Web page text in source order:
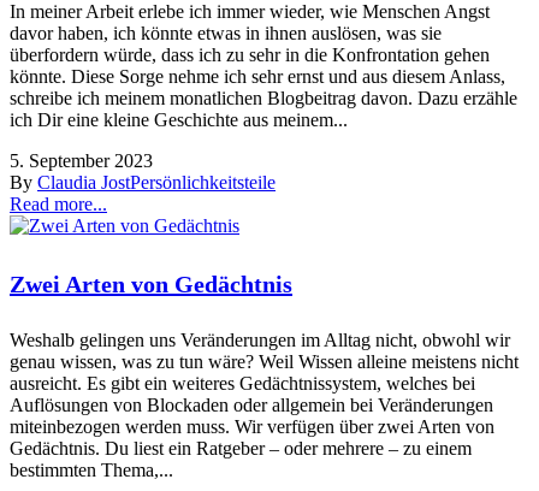
In meiner Arbeit erlebe ich immer wieder, wie Menschen Angst
davor haben, ich könnte etwas in ihnen auslösen, was sie
überfordern würde, dass ich zu sehr in die Konfrontation gehen
könnte. Diese Sorge nehme ich sehr ernst und aus diesem Anlass,
schreibe ich meinem monatlichen Blogbeitrag davon. Dazu erzähle
ich Dir eine kleine Geschichte aus meinem...
5. September 2023
By Claudia JostPersönlichkeitsteile
Read more...
Zwei Arten von Gedächtnis
Weshalb gelingen uns Veränderungen im Alltag nicht, obwohl wir
genau wissen, was zu tun wäre? Weil Wissen alleine meistens nicht
ausreicht. Es gibt ein weiteres Gedächtnissystem, welches bei
Auflösungen von Blockaden oder allgemein bei Veränderungen
miteinbezogen werden muss. Wir verfügen über zwei Arten von
Gedächtnis. Du liest ein Ratgeber – oder mehrere – zu einem
bestimmten Thema,...